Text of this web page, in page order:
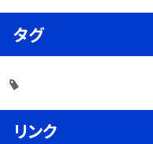
タグ
リンク